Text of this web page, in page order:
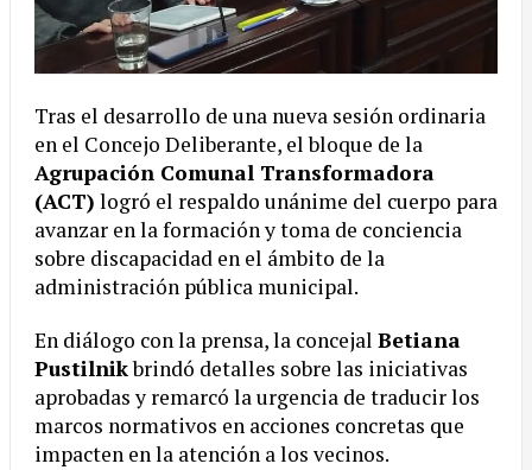
Tras el desarrollo de una nueva sesión ordinaria
en el Concejo Deliberante, el bloque de la
Agrupación Comunal Transformadora
(ACT) logró el respaldo unánime del cuerpo para
avanzar en la formación y toma de conciencia
sobre discapacidad en el ámbito de la
administración pública municipal.
En diálogo con la prensa, la concejal Betiana
Pustilnikbrindó detalles sobre las iniciativas
aprobadas y remarcó la urgencia de traducir los
marcos normativos en acciones concretas que
impacten en la atención a los vecinos.